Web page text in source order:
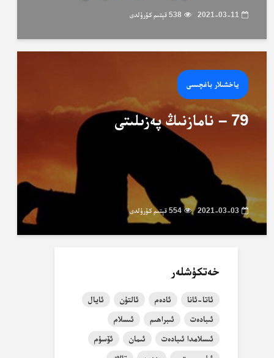
2021-03-11 538 قېتىم كۆرۈلدى
ياخشىلار باغچىسى
79 – نامازنىڭ پەزىلىتى
2021-03-03 554 قېتىم كۆرۈلدى
خەتكۈشلەر
ئاتا-ئانا ئادەم ئالتۇن
ئايال
ئىبادەت
ئىبراھىم
ئىسلام
ئىسلامدا ئىبادەت
ئىمان
ئۆسۈم